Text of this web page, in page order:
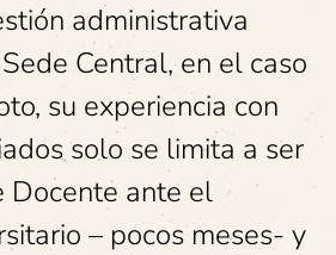
administrativa
Central, en el caso
su experiencia con
solo se limita a ser
Docente ante el
– pocos meses- y